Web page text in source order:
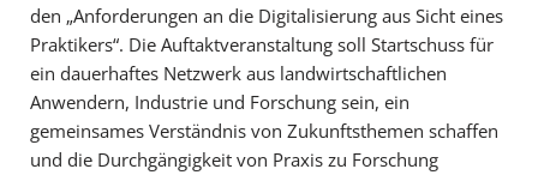
den „Anforderungen an die Digitalisierung aus Sicht eines
Praktikers“. Die Auftaktveranstaltung soll Startschuss für
ein dauerhaftes Netzwerk aus landwirtschaftlichen
Anwendern, Industrie und Forschung sein, ein
gemeinsames Verständnis von Zukunftsthemen schaffen
und die Durchgängigkeit von Praxis zu Forschung